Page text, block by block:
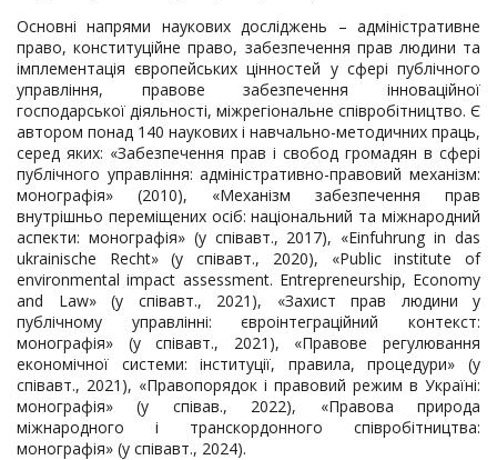
Основні напрями наукових досліджень – адміністративне
право, конституційне право, забезпечення прав людини та
імплементація європейських цінностей у сфері публічного
управління, правове забезпечення інноваційної
господарської діяльності, міжрегіональне співробітництво. Є
автором понад 140 наукових і навчально-методичних праць,
серед яких: «Забезпечення прав і свобод громадян в сфері
публічного управління: адміністративно-правовий механізм:
монографія» (2010), «Механізм забезпечення прав
внутрішньо переміщених осіб: національний та міжнародний
аспекти: монографія» (у співавт., 2017), «Einfuhrung in das
ukrainische Recht» (у співавт., 2020), «Public institute of
environmental impact assessment. Entrepreneurship, Economy
and Law» (у співавт., 2021), «Захист прав людини у
публічному управлінні: євроінтеграційний контекст:
монографія» (у співавт., 2021), «Правове регулювання
економічної системи: інституції, правила, процедури» (у
співавт., 2021), «Правопорядок і правовий режим в Україні:
монографія» (у співав., 2022), «Правова природа
міжнародного і транскордонного співробітництва:
монографія» (у співавт., 2024).